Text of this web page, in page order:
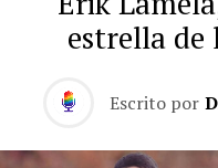
estrella de
Escrito por